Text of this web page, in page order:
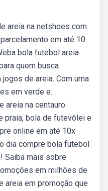
areia na netshoes com
em até 10
bola futebol areia
quem busca
de areia. Com uma
em verde e.
na centauro.
praia, bola de futevôlei e
online em até 10x
dia compre bola futebol
Saiba mais sobre
em milhões de
areia em promoção que